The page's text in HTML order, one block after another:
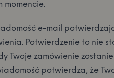
momencie.
e-mail
Potwierdzenie to nie
Twoje zamówienie zostanie
potwierdza, że